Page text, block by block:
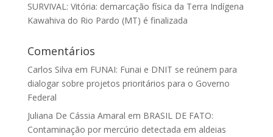
SURVIVAL: Vitória: demarcação física da Terra Indígena
Kawahiva do Rio Pardo (MT) é finalizada
Comentários
Carlos Silva em FUNAI: Funai e DNIT se reúnem para
dialogar sobre projetos prioritários para o Governo
Federal
Juliana De Cássia Amaral em BRASIL DE FATO:
Contaminação por mercúrio detectada em aldeias